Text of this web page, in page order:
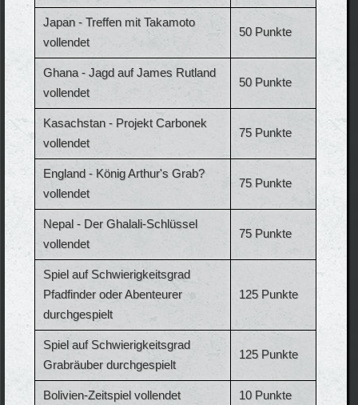
Japan - Treffen mit Takamoto
vollendet
50 Punkte
Ghana - Jagd auf James Rutland
vollendet
50 Punkte
Kasachstan - Projekt Carbonek
vollendet
75 Punkte
England - König Arthur's Grab?
vollendet
75 Punkte
Nepal - Der Ghalali-Schlüssel
vollendet
75 Punkte
Spiel auf Schwierigkeitsgrad
Pfadfinder oder Abenteurer
durchgespielt
125 Punkte
Spiel auf Schwierigkeitsgrad
Grabräuber durchgespielt
125 Punkte
Bolivien-Zeitspiel vollendet 10 Punkte